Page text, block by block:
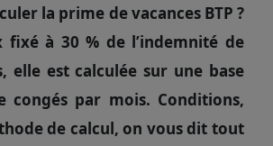
la prime de vacances BTP ?
fixé à 30 % de l’indemnité de
elle est calculée sur une base
congés par mois. Conditions,
de calcul, on vous dit tout